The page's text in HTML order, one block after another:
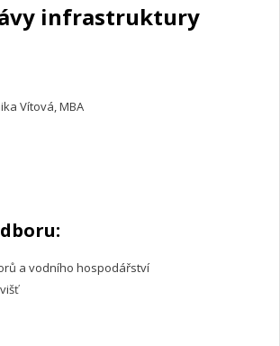
infrastruktury
Vítová, MBA
a vodního hospodářství